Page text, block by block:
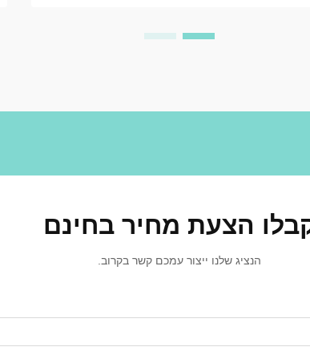
הצעת מחיר בחינם
הנציג שלנו ייצור עמכם קשר בקרוב.